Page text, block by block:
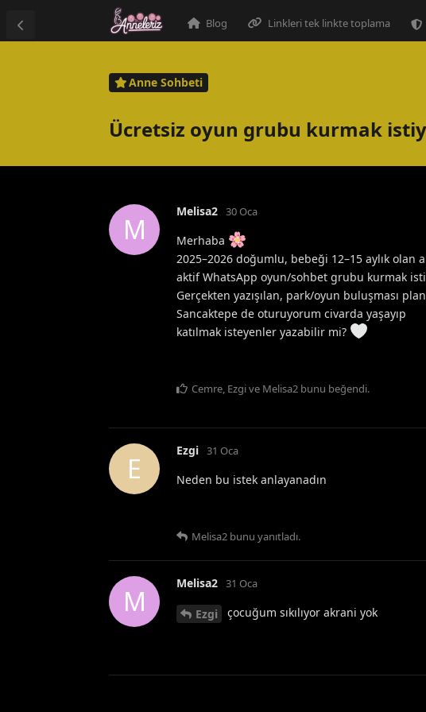
Blog Linkleri tek linkte toplama
Anne Sohbeti
Ücretsiz oyun grubu kurmak
M
Melisa2 30 Oca
Merhaba
2025–2026 doğumlu, bebeği 12–15 aylık olan
aktif WhatsApp oyun/sohbet grubu kurmak
Gerçekten yazışılan, park/oyun buluşması
Sancaktepe de oturuyorum civarda yaşayıp
katılmak isteyenler yazabilir mi?
Cemre, Ezgive Melisa2 bunu beğendi.
E
Ezgi 31 Oca
Neden bu istek anlayanadın
Melisa2 bunu yanıtladı.
M
Melisa2 31 Oca
Ezgi çocuğum sıkılıyor akrani yok